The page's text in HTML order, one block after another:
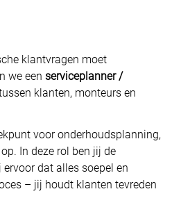
klantvragen moet
we een serviceplanner /
klanten, monteurs en
voor onderhoudsplanning,
In deze rol ben jij de
dat alles soepel en
– jij houdt klanten tevreden